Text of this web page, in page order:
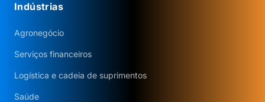
Indústrias
Agronegócio
Serviços financeiros
Logística e cadeia de suprimentos
Saúde